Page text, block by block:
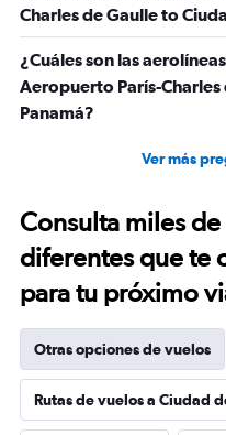
Charles de Gaulle to
¿Cuáles son las
Aeropuerto París-Charles
Panamá?
Ver más
Consulta miles
diferentes que te
para tu próximo
Otras opciones de vuelos
Rutas de vuelos a Ciudad